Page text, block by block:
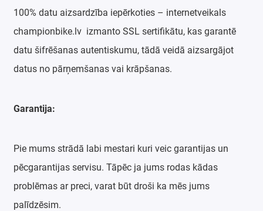
100% datu aizsardzība iepērkoties – internetveikals
championbike.lv izmanto SSL sertifikātu, kas garantē
datu šifrēšanas autentiskumu, tādā veidā aizsargājot
datus no pārņemšanas vai krāpšanas.
Garantija:
Pie mums strādā labi mestari kuri veic garantijas un
pēcgarantijas servisu. Tāpēc ja jums rodas kādas
problēmas ar preci, varat būt droši ka mēs jums
palīdzēsim.